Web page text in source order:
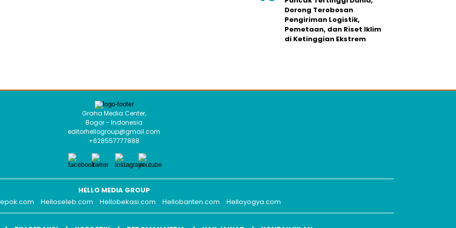
Dorong Terobosan
Pengiriman Logistik,
Pemetaan, dan Riset Iklim
di Ketinggian Ekstrem
Graha Media Center,
Bogor - Indonesia
editorhellogroup@gmail.com
+628557777888
HELLO MEDIA GROUP
Helloseleb.com Hellobekasi.com Hellobanten.com Helloyogya.com